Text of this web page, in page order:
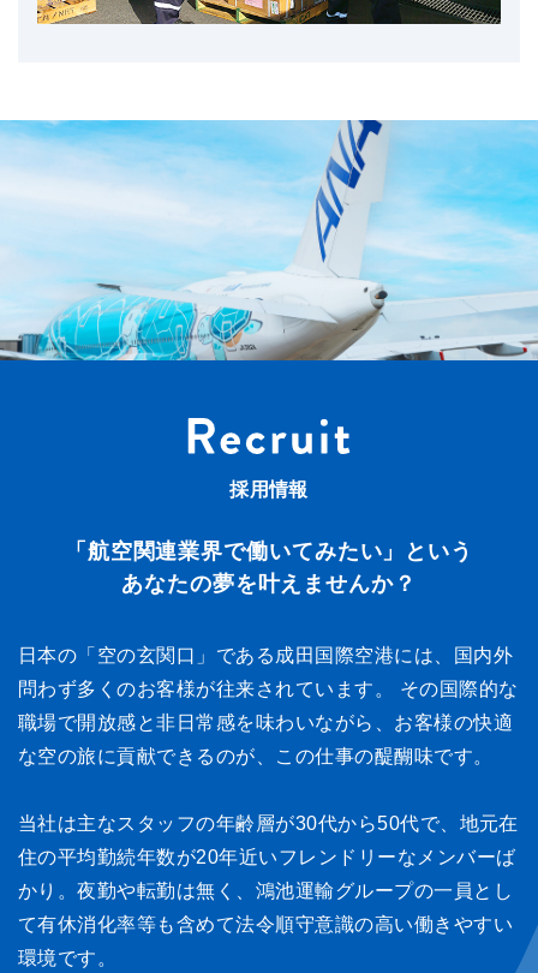
採用情報
「航空関連業界で働いてみたい」という
あなたの夢を叶えませんか？
日本の「空の玄関口」である成田国際空港には、国内外
問わず多くのお客様が往来されています。 その国際的な
職場で開放感と非日常感を味わいながら、お客様の快適
な空の旅に貢献できるのが、この仕事の醍醐味です。
当社は主なスタッフの年齢層が30代から50代で、地元在
住の平均勤続年数が20年近いフレンドリーなメンバーば
かり。夜勤や転勤は無く、鴻池運輸グループの一員とし
て有休消化率等も含めて法令順守意識の高い働きやすい
環境です。